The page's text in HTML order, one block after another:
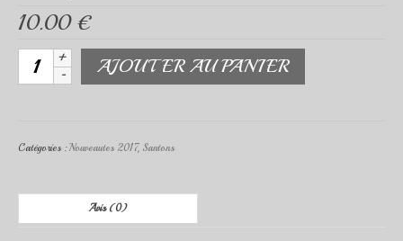
ma commande
10.00 €
quantité
AJOUTER AU PANIER
Catégories :Nouveautes 2017, Santons
Avis (0)